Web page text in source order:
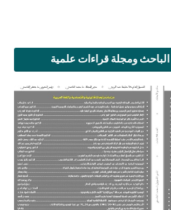
الباحث ومجلة قراءات علمية